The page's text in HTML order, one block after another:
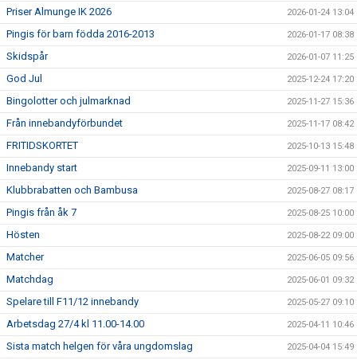
Priser Almunge IK 2026 2026-01-24 13:04
Pingis för barn födda 2016-2013 2026-01-17 08:38
Skidspår 2026-01-07 11:25
God Jul 2025-12-24 17:20
Bingolotter och julmarknad 2025-11-27 15:36
Från innebandyförbundet 2025-11-17 08:42
FRITIDSKORTET 2025-10-13 15:48
Innebandy start 2025-09-11 13:00
Klubbrabatten och Bambusa 2025-08-27 08:17
Pingis från åk 7 2025-08-25 10:00
Hösten 2025-08-22 09:00
Matcher 2025-06-05 09:56
Matchdag 2025-06-01 09:32
Spelare till F11/12 innebandy 2025-05-27 09:10
Arbetsdag 27/4 kl 11.00-14.00 2025-04-11 10:46
Sista match helgen för våra ungdomslag 2025-04-04 15:49